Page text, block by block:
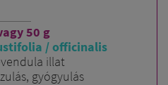
50 g
/ officinalis
illat
gyógyulás